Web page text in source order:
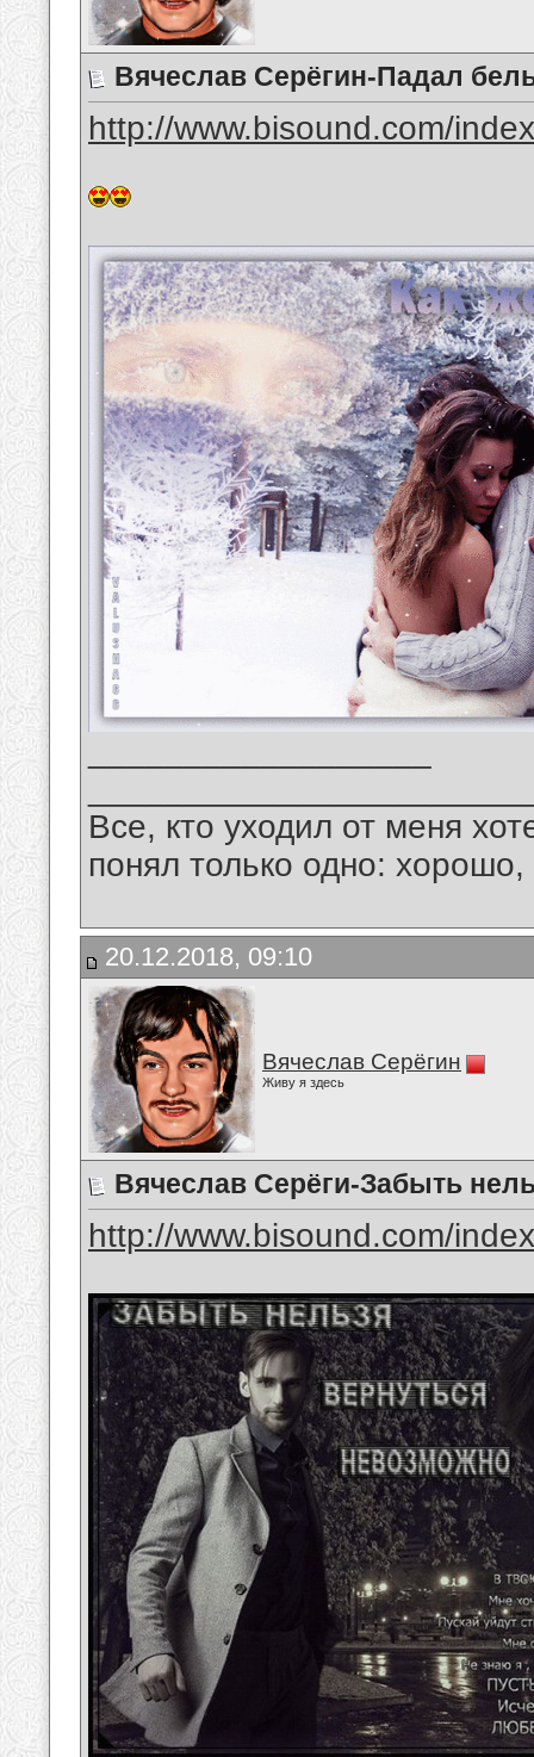
Вячеслав Серёгин-Падал
http://www.bisound.com/
Все, кто уходил от меня
понял только одно:
20.12.2018, 09:10
Вячеслав Серёгин
Живу я здесь
Вячеслав Серёги-Забыть
http://www.bisound.com/